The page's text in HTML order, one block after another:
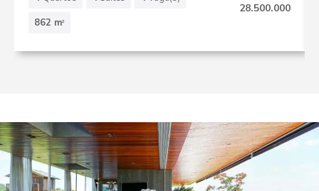
862 m2
28.500.000